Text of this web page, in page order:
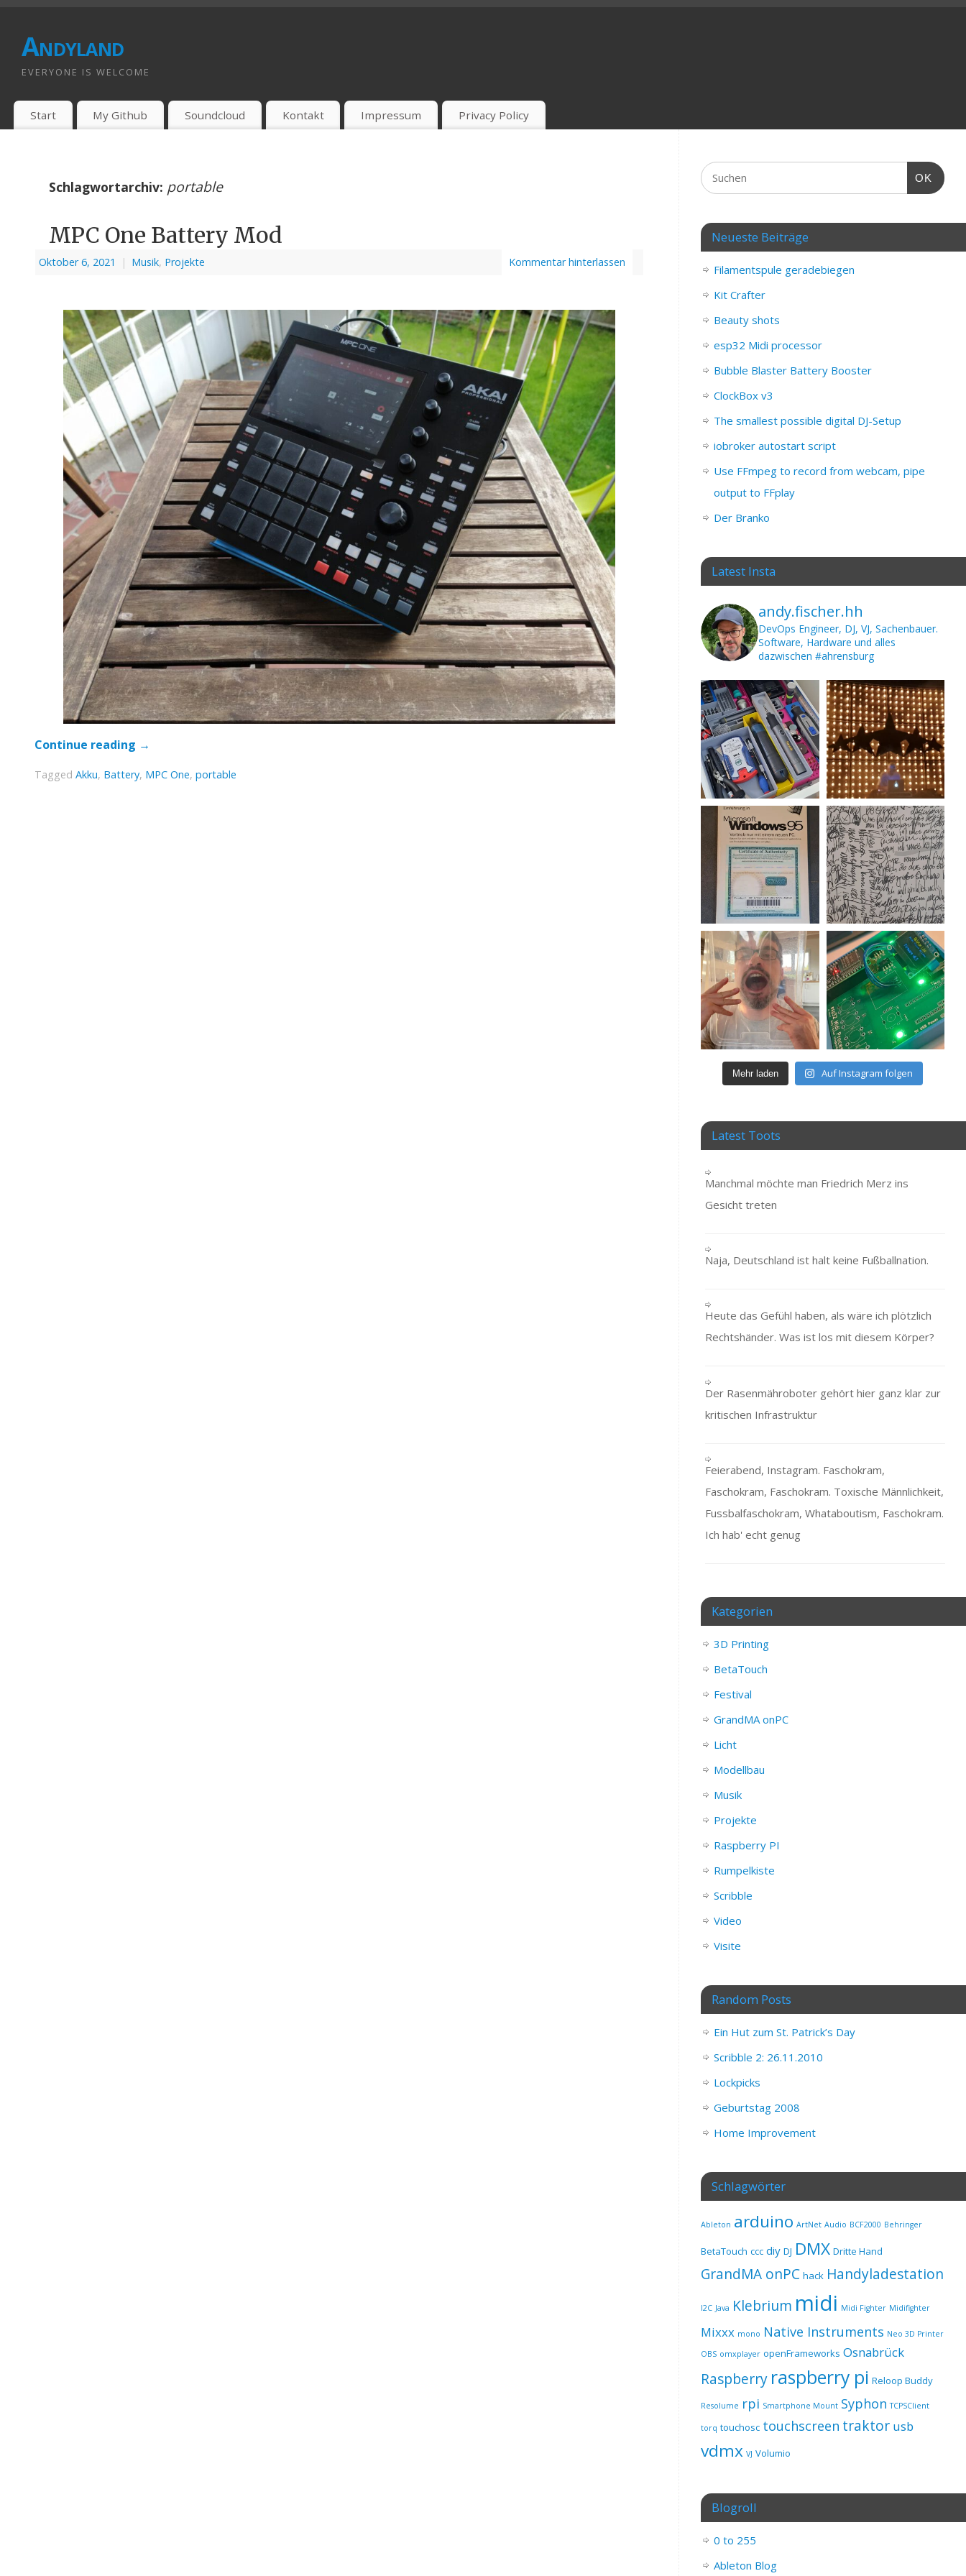
Andyland
EVERYONE IS WELCOME
Start My Github Soundcloud Kontakt Impressum Privacy Policy
Schlagwortarchiv: portable
MPC One Battery Mod
Oktober 6, 2021 | Musik, Projekte Kommentar hinterlassen
Continue reading →
Tagged Akku, Battery, MPC One, portable
OK
Neueste Beiträge
Filamentspule geradebiegen
Kit Crafter
Beauty shots
esp32 Midi processor
Bubble Blaster Battery Booster
ClockBox v3
The smallest possible digital DJ-Setup
iobroker autostart script
Use FFmpeg to record from webcam, pipe
output to FFplay
Der Branko
Latest Insta
andy.fischer.hh
DevOps Engineer, DJ, VJ, Sachenbauer.
Software, Hardware und alles
dazwischen #ahrensburg
Mehr laden Auf Instagram folgen
Latest Toots
Manchmal möchte man Friedrich Merz ins
Gesicht treten
Naja, Deutschland ist halt keine Fußballnation.
Heute das Gefühl haben, als wäre ich plötzlich
Rechtshänder. Was ist los mit diesem Körper?
Der Rasenmähroboter gehört hier ganz klar zur
kritischen Infrastruktur
Feierabend, Instagram. Faschokram,
Faschokram, Faschokram. Toxische Männlichkeit,
Fussbalfaschokram, Whataboutism, Faschokram.
Ich hab' echt genug
Kategorien
3D Printing
BetaTouch
Festival
GrandMA onPC
Licht
Modellbau
Musik
Projekte
Raspberry PI
Rumpelkiste
Scribble
Video
Visite
Random Posts
Ein Hut zum St. Patrick’s Day
Scribble 2: 26.11.2010
Lockpicks
Geburtstag 2008
Home Improvement
Schlagwörter
Ableton arduino ArtNet Audio BCF2000 Behringer
BetaTouch ccc diy DJ DMX Dritte Hand
GrandMA onPC hack Handyladestation
I2C Java Klebrium midi Midi Fighter Midifighter
Mixxx mono Native Instruments Neo 3D Printer
OBS omxplayer openFrameworks Osnabrück
Raspberry raspberry pi Reloop Buddy
Resolume rpi Smartphone Mount Syphon TCPSClient
torq touchosc touchscreen traktor usb
vdmx VJ Volumio
Blogroll
0 to 255
Ableton Blog